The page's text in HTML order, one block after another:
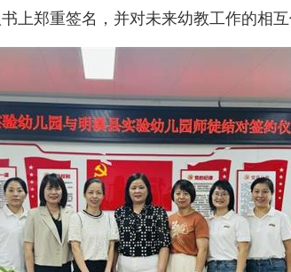
上郑重签名，并对未来幼教工作的相